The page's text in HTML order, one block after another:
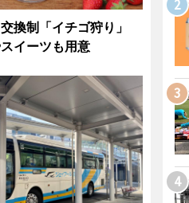
換制「イチゴ狩り」
イーツも用意